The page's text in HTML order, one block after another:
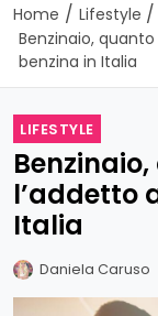
Home / Lifestyle /
Benzinaio,
benzina in Italia
LIFESTYLE
l’addetto
Italia
Daniela Caruso